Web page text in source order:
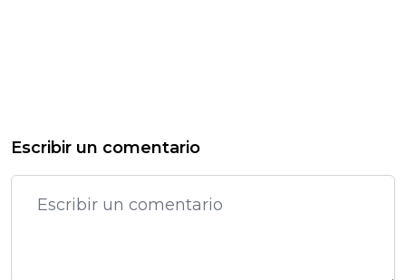
Escribir un comentario